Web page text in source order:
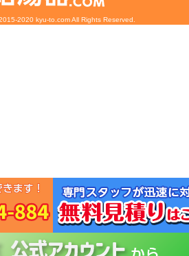
2020 kyu-to.com All Rights Reserved.